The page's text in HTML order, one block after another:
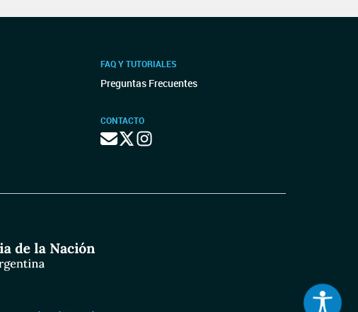
FAQ Y TUTORIALES
Preguntas Frecuentes
CONTACTO